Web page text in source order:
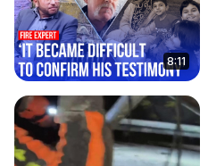
8:11